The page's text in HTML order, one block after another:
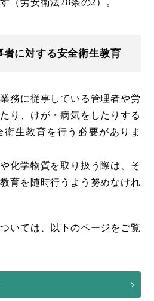
（労安衛法28条の2）。
に対する安全衛生教育
務に従事している管理者や労
り、けが・病気をしたりする
生教育を行う必要がありま
化学物質を取り扱う際は、そ
育を随時行うよう努めなけれ
いては、以下のページをご覧